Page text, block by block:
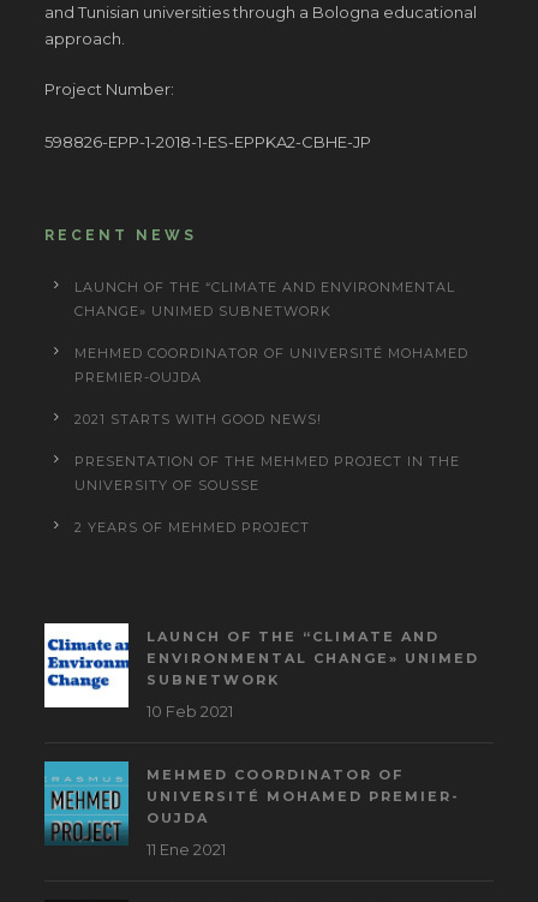
and Tunisian universities through a Bologna educational
approach.
Project Number:
598826-EPP-1-2018-1-ES-EPPKA2-CBHE-JP
RECENT NEWS
LAUNCH OF THE “CLIMATE AND ENVIRONMENTAL
CHANGE» UNIMED SUBNETWORK
MEHMED COORDINATOR OF UNIVERSITÉ MOHAMED
PREMIER-OUJDA
2021 STARTS WITH GOOD NEWS!
PRESENTATION OF THE MEHMED PROJECT IN THE
UNIVERSITY OF SOUSSE
2 YEARS OF MEHMED PROJECT
LAUNCH OF THE “CLIMATE AND
ENVIRONMENTAL CHANGE» UNIMED
SUBNETWORK
10 Feb 2021
MEHMED COORDINATOR OF
UNIVERSITÉ MOHAMED PREMIER-
OUJDA
11 Ene 2021